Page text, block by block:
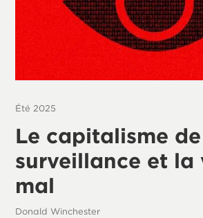
Été 2025
Le capitalisme de
surveillance et la
mal
Donald Winchester